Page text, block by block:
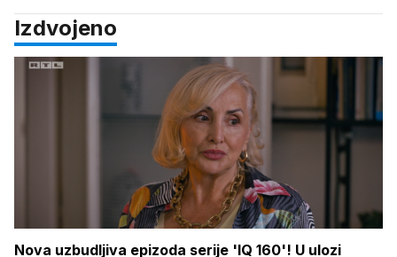
Izdvojeno
Nova uzbudljiva epizoda serije 'IQ 160'! U ulozi